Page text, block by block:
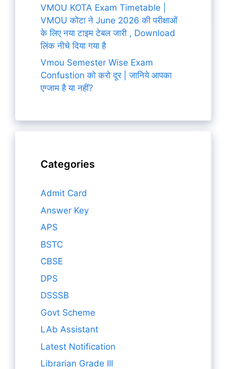
VMOU KOTA Exam Timetable |
VMOU कोटा ने June 2026 की परीक्षाओं
के लिए नया टाइम टेबल जारी , Download
लिंक नीचे दिया गया है
Vmou Semester Wise Exam
Confustion को करो दूर | जानिये आपका
एग्जाम है या नहीं?
Categories
Admit Card
Answer Key
APS
BSTC
CBSE
DPS
DSSSB
Govt Scheme
LAb Assistant
Latest Notification
Librarian Grade III